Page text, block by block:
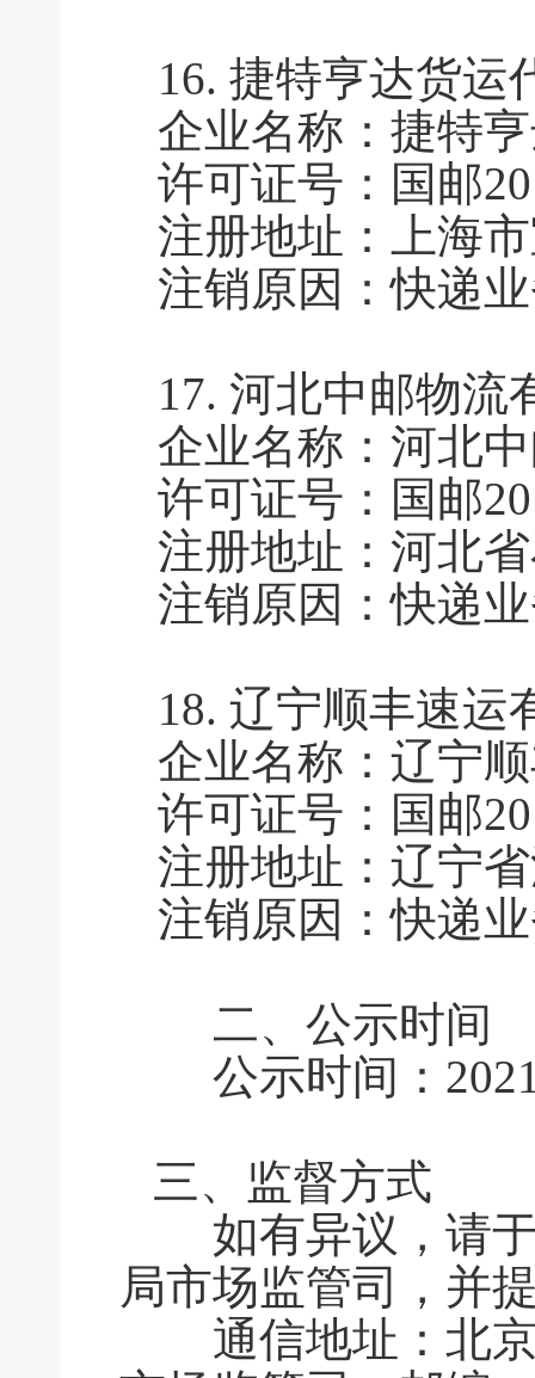
16. 捷特亨达货运
企业名称：捷特
许可证号：国邮
注册地址：上海
注销原因：快递
17. 河北中邮物流
企业名称：河北
许可证号：国邮
注册地址：河北
注销原因：快递
18. 辽宁顺丰速运
企业名称：辽宁
许可证号：国邮
注册地址：辽宁
注销原因：快递
二、公示时间
公示时间：2021
三、监督方式
如有异议，请于
局市场监管司，并
通信地址：北京